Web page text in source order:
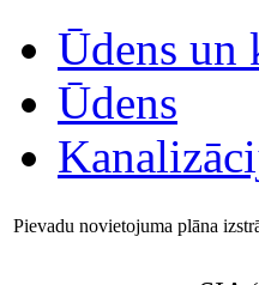
Ūdens un
Ūdens
Pievadu novietojuma plāna